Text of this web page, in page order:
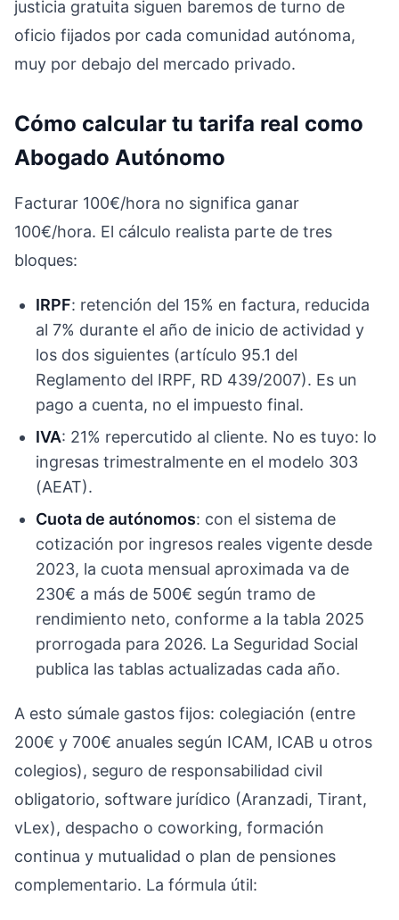
justicia gratuita siguen baremos de turno de
oficio fijados por cada comunidad autónoma,
muy por debajo del mercado privado.
Cómo calcular tu tarifa real como
Abogado Autónomo
Facturar 100€/hora no significa ganar
100€/hora. El cálculo realista parte de tres
bloques:
IRPF: retención del 15% en factura, reducida
al 7% durante el año de inicio de actividad y
los dos siguientes (artículo 95.1 del
Reglamento del IRPF, RD 439/2007). Es un
pago a cuenta, no el impuesto final.
IVA: 21% repercutido al cliente. No es tuyo: lo
ingresas trimestralmente en el modelo 303
(AEAT).
Cuota de autónomos: con el sistema de
cotización por ingresos reales vigente desde
2023, la cuota mensual aproximada va de
230€ a más de 500€ según tramo de
rendimiento neto, conforme a la tabla 2025
prorrogada para 2026. La Seguridad Social
publica las tablas actualizadas cada año.
A esto súmale gastos fijos: colegiación (entre
200€ y 700€ anuales según ICAM, ICAB u otros
colegios), seguro de responsabilidad civil
obligatorio, software jurídico (Aranzadi, Tirant,
vLex), despacho o coworking, formación
continua y mutualidad o plan de pensiones
complementario. La fórmula útil: